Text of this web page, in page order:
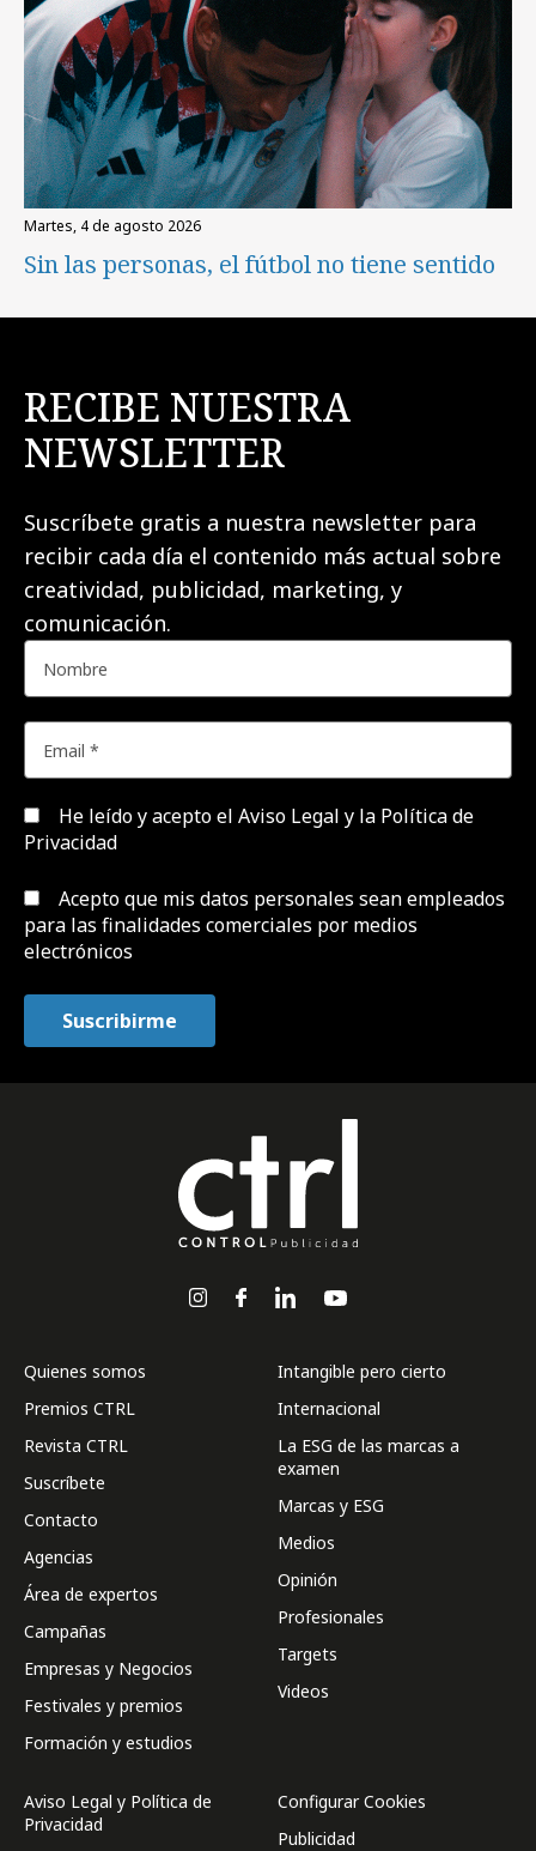
martes, 4 de agosto 2026
Sin las personas, el fútbol no tiene sentido
RECIBE NUESTRA
NEWSLETTER
Suscríbete gratis a nuestra newsletter para
recibir cada día el contenido más actual sobre
creatividad, publicidad, marketing, y
comunicación.
He leído y acepto el Aviso Legal y la Política de
Privacidad
Acepto que mis datos personales sean empleados
para las finalidades comerciales por medios
electrónicos
Quienes somos
Premios CTRL
Revista CTRL
Suscríbete
Contacto
Agencias
Área de expertos
Campañas
Empresas y Negocios
Festivales y premios
Formación y estudios
Intangible pero cierto
Internacional
La ESG de las marcas a
examen
Marcas y ESG
Medios
Opinión
Profesionales
Targets
Videos
Aviso Legal y Política de
Privacidad
Configurar Cookies
Publicidad